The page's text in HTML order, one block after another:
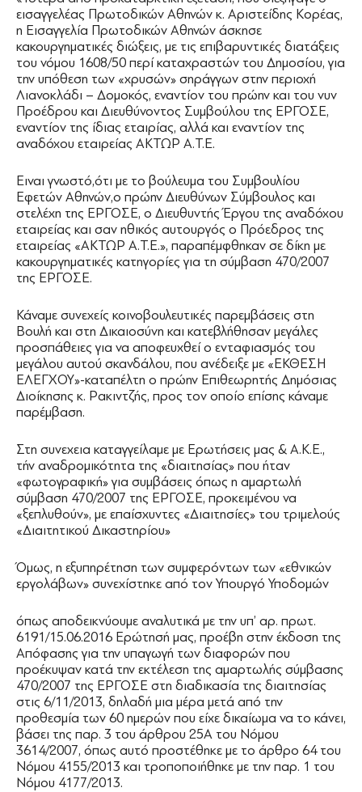
εισαγγελέας Πρωτοδικών Αθηνών κ. Αριστείδης Κορέας,
η Εισαγγελία Πρωτοδικών Αθηνών άσκησε
κακουργηματικές διώξεις, με τις επιβαρυντικές διατάξεις
του νόμου 1608/50 περί καταχραστών του Δημοσίου, για
την υπόθεση των «χρυσών» σηράγγων στην περιοχή
Λιανοκλάδι – Δομοκός, εναντίον του πρώην και του νυν
Προέδρου και Διευθύνοντος Συμβούλου της ΕΡΓΟΣΕ,
εναντίον της ίδιας εταιρίας, αλλά και εναντίον της
αναδόχου εταιρείας ΑΚΤΩΡ Α.Τ.Ε.
Ειναι γνωστό,ότι με το βούλευμα του Συμβουλίου
Εφετών Αθηνών,ο πρώην Διευθύνων Σύμβουλος και
στελέχη της ΕΡΓΟΣΕ, ο Διευθυντής Έργου της αναδόχου
εταιρείας και σαν ηθικός αυτουργός ο Πρόεδρος της
εταιρείας «ΑΚΤΩΡ Α.Τ.Ε.», παραπέμφθηκαν σε δίκη με
κακουργηματικές κατηγορίες για τη σύμβαση 470/2007
της ΕΡΓΟΣΕ.
Κάναμε συνεχείς κοινοβουλευτικές παρεμβάσεις στη
Βουλή και στη Δικαιοσύνη και κατεβλήθησαν μεγάλες
προσπάθειες για να αποφευχθεί ο ενταφιασμός του
μεγάλου αυτού σκανδάλου, που ανέδειξε με «ΕΚΘΕΣΗ
ΕΛΕΓΧΟΥ»-καταπέλτη ο πρώην Επιθεωρητής Δημόσιας
Διοίκησης κ. Ρακιντζής, προς τον οποίο επίσης κάναμε
παρέμβαση.
Στη συνεχεια καταγγείλαμε με Ερωτήσεις μας & Α.Κ.Ε.,
τήν αναδρομικότητα της «διαιτησίας» που ήταν
«φωτογραφική» για συμβάσεις όπως η αμαρτωλή
σύμβαση 470/2007 της ΕΡΓΟΣΕ, προκειμένου να
«ξεπλυθούν», με επαίσχυντες «Διαιτησίες» του τριμελούς
«Διαιτητικού Δικαστηρίου»
Όμως, η εξυπηρέτηση των συμφερόντων των «εθνικών
εργολάβων» συνεχίστηκε από τον Υπουργό Υποδομών
όπως αποδεικνύουμε αναλυτικά με την υπ’ αρ. πρωτ.
6191/15.06.2016 Ερώτησή μας, προέβη στην έκδοση της
Απόφασης για την υπαγωγή των διαφορών που
προέκυψαν κατά την εκτέλεση της αμαρτωλής σύμβασης
470/2007 της ΕΡΓΟΣΕ στη διαδικασία της διαιτησίας
στις 6/11/2013, δηλαδή μια μέρα μετά από την
προθεσμία των 60 ημερών που είχε δικαίωμα να το κάνει,
βάσει της παρ. 3 του άρθρου 25Α του Νόμου
3614/2007, όπως αυτό προστέθηκε με το άρθρο 64 του
Νόμου 4155/2013 και τροποποιήθηκε με την παρ. 1 του
Νόμου 4177/2013.